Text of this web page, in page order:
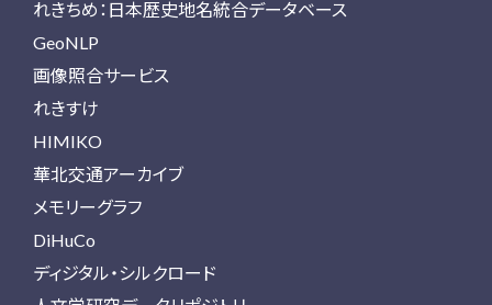
れきちめ：日本歴史地名統合データベース
GeoNLP
画像照合サービス
れきすけ
HIMIKO
華北交通アーカイブ
メモリーグラフ
DiHuCo
ディジタル・シルクロード